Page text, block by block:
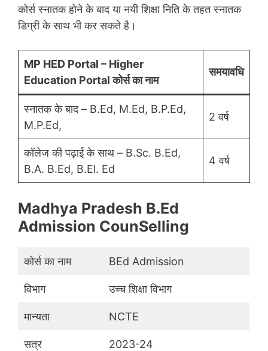
कोर्स स्नातक होने के बाद या नयी शिक्षा निति के तहत स्नातक
डिग्री के साथ भी कर सकते है।
MP HED Portal – Higher
Education Portal कोर्स का नाम
समयावधि
स्नातक के बाद – B.Ed, M.Ed, B.P.Ed,
M.P.Ed,
2 वर्ष
कॉलेज की पढ़ाई के साथ – B.Sc. B.Ed,
B.A. B.Ed, B.El. Ed
4 वर्ष
Madhya Pradesh B.Ed
Admission CounSelling
कोर्स का नाम BEd Admission
विभाग उच्च शिक्षा विभाग
मान्यता NCTE
सत्र 2023-24